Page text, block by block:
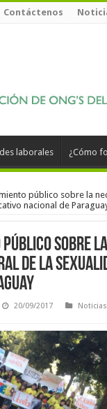
Contáctenos
laborales ¿Cómo
público sobre la
nacional de
sobre
de la
20/09/2017 Noticias